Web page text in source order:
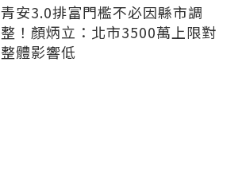
青安3.0排富門檻不必因縣市調
整！顏炳立：北市3500萬上限對
整體影響低